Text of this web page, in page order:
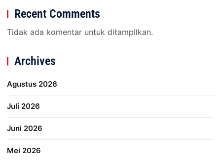
Recent Comments
Tidak ada komentar untuk ditampilkan.
Archives
Agustus 2026
Juli 2026
Juni 2026
Mei 2026